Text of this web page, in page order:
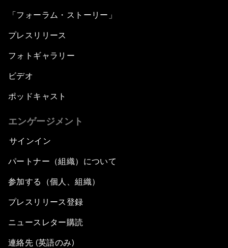
An Insight, An Idea with Matt Damon and Gary
Outlook for the United States
Advancing the Sustainable Development
Agenda
Artificial Intelligence
A Conversation with Adel Al Jubeir on Middle
East Security
Powering Africa
Who Can Lead a Multipolar World?
「フォーラム・ストーリー」
プレスリリース
フォトギャラリー
ビデオ
ポッドキャスト
エンゲージメント
サインイン
パートナー（組織）について
参加する（個人、組織）
プレスリリース登録
ニュースレター購読
連絡先 (英語のみ)